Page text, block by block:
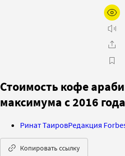
Стоимость кофе
максимума с 2016 года
Ринат ТаировРедакция
Копировать ссылку